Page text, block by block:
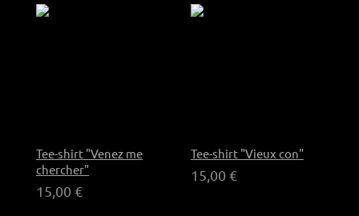
Tee-shirt "Venez me
chercher"
15,00 €
Tee-shirt "Vieux con"
15,00 €